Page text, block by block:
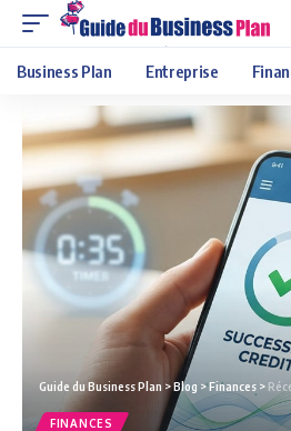
Business Plan Entreprise
Guide du Business Plan >Blog >Finances >
FINANCES